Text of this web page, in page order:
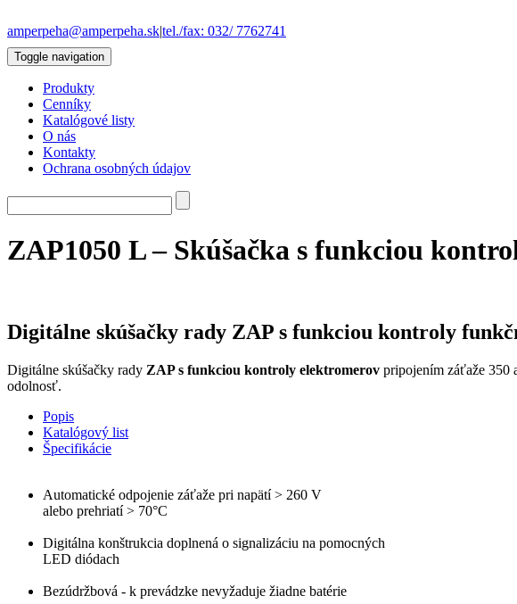
amperpeha@amperpeha.sk|tel./fax: 032/ 7762741
Toggle navigation
Produkty
Cenníky
Katalógové listy
O nás
Kontakty
Ochrana osobných údajov
ZAP1050 L – Skúšačka s funkciou
Digitálne skúšačky rady ZAP s funkciou kontroly
Digitálne skúšačky rady ZAP s funkciou kontroly elektromerov pripojením záťaže 350
odolnosť.
Popis
Katalógový list
Špecifikácie
Automatické odpojenie záťaže pri napätí > 260 V
alebo prehriatí > 70°C
Digitálna konštrukcia doplnená o signalizáciu na pomocných
LED diódach
Bezúdržbová - k prevádzke nevyžaduje žiadne batérie